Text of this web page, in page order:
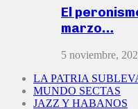
El
marzo…
5 noviembre,
LA PATRIA
MUNDO SECTAS
JAZZ Y HABANOS